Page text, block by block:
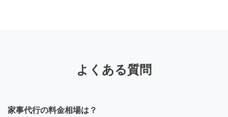
よくある質問
家事代行の料金相場は？